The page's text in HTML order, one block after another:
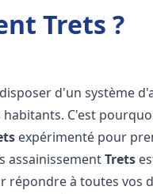
Trets ?
d'un système
C'est
expérimenté pour
assainissementTrets
à toutes vos